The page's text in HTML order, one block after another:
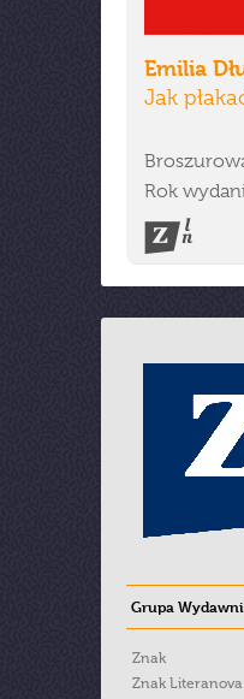
Emilia
Jak
Rok
Grupa
Znak
Znak Literanova